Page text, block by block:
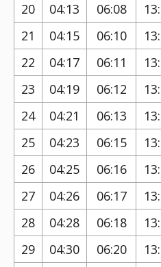
20
04:13 06:08
21
04:15 06:10
22
04:17 06:11
23
04:19 06:12
24
04:21 06:13
25
04:23 06:15
26
04:25 06:16
27
04:26 06:17
28
04:28 06:18
29
04:30 06:20